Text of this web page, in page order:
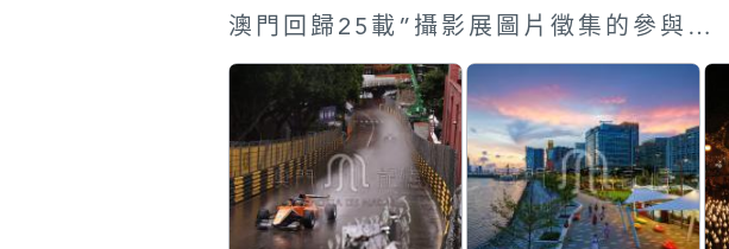
澳門回歸25載”攝影展圖片徵集的參與作品